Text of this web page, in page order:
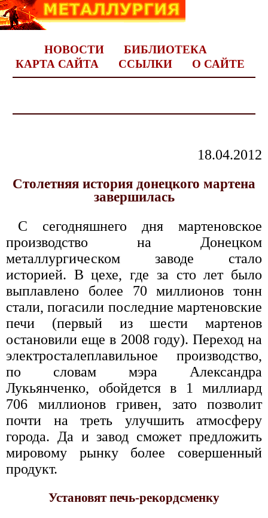
НОВОСТИ
БИБЛИОТЕКА
КАРТА САЙТА
ССЫЛКИ О САЙТЕ
18.04.2012
Столетняя история донецкого мартена
завершилась
С сегодняшнего дня мартеновское
производство на Донецком
металлургическом заводе стало
историей. В цехе, где за сто лет было
выплавлено более 70 миллионов тонн
стали, погасили последние мартеновские
печи (первый из шести мартенов
остановили еще в 2008 году). Переход на
электросталеплавильное производство,
по словам мэра Александра
Лукьянченко, обойдется в 1 миллиард
706 миллионов гривен, зато позволит
почти на треть улучшить атмосферу
города. Да и завод сможет предложить
мировому рынку более совершенный
продукт.
Установят печь-рекордсменку